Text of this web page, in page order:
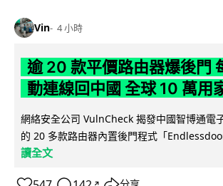
Vin 4 小時
逾 20 款平價路由器爆後門
動連線回中國 全球 10 萬用
網絡安全公司 VulnCheck 揭發中國智博通電
的 20 多款路由器內置後門程式「
讀全文